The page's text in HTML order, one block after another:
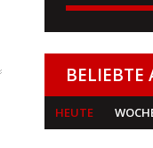
BELIEBTE
HEUTE